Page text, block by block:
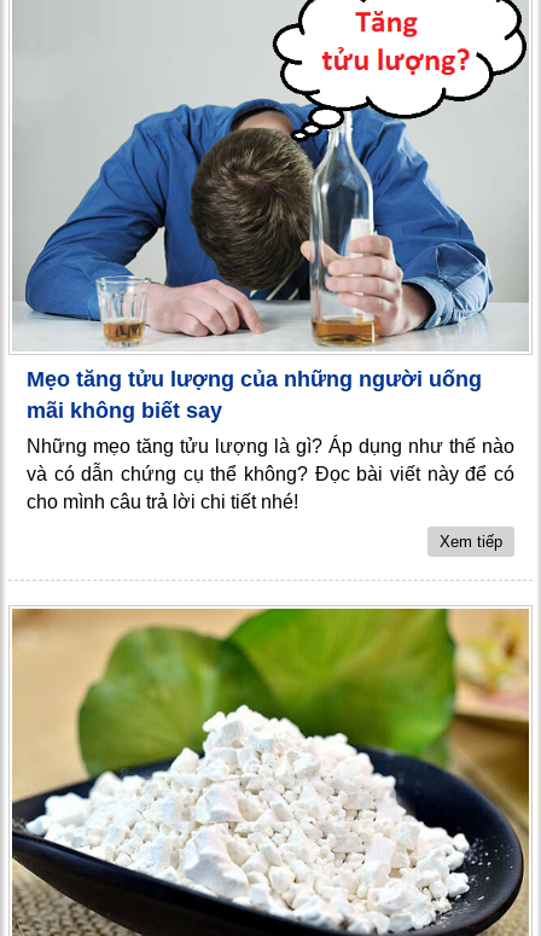
Mẹo tăng tửu lượng của những người uống
mãi không biết say
Những mẹo tăng tửu lượng là gì? Áp dụng như thế nào
và có dẫn chứng cụ thể không? Đọc bài viết này để có
cho mình câu trả lời chi tiết nhé!
Xem tiếp